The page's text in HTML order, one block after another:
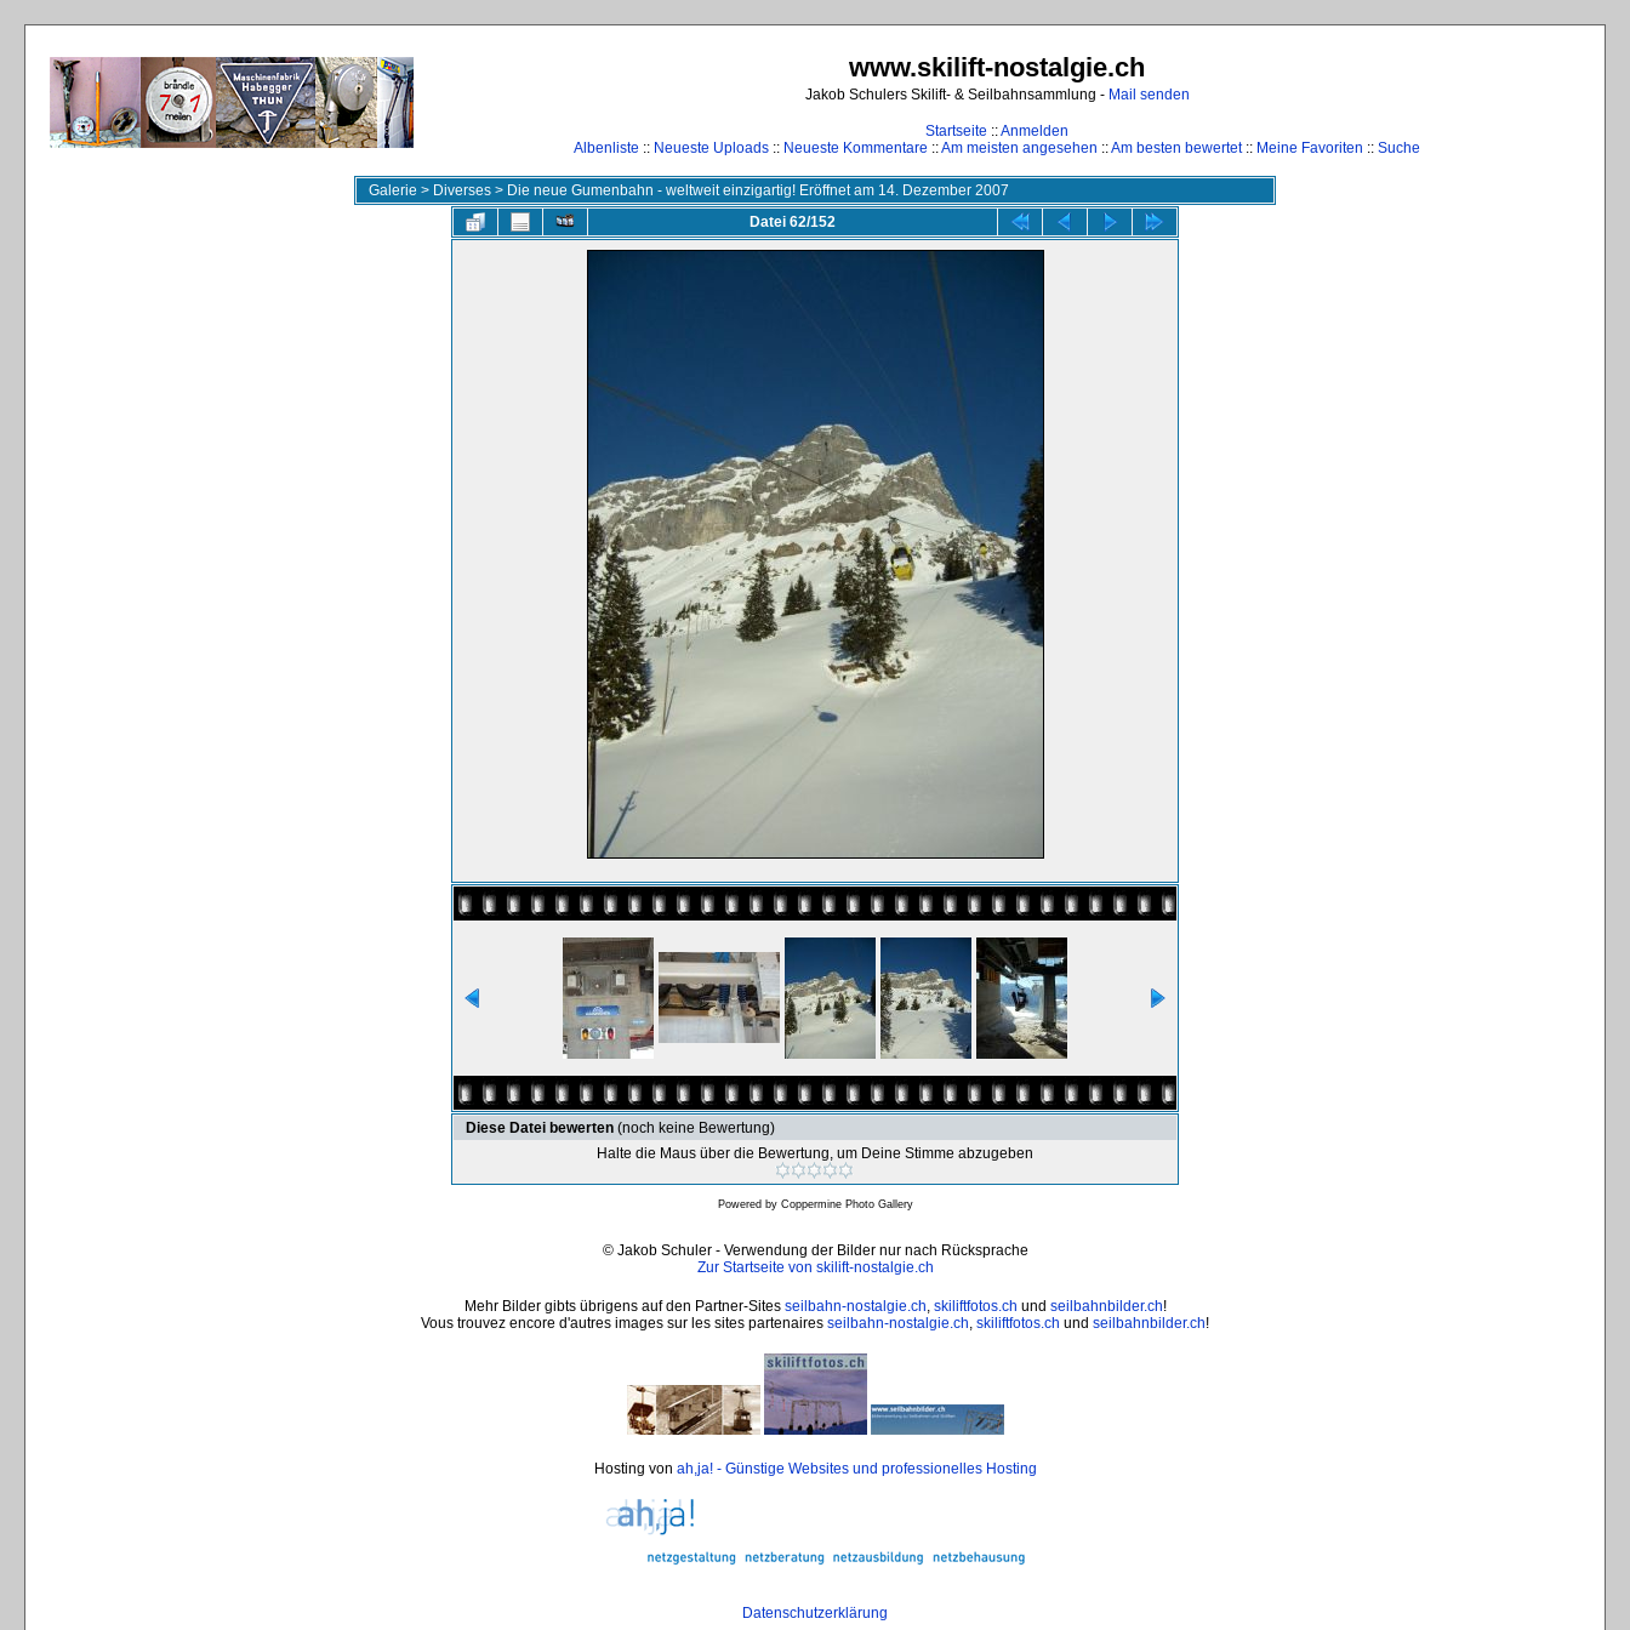
www.skilift-nostalgie.ch
Jakob Schulers Skilift- & Seilbahnsammlung - Mail senden
Startseite ::Anmelden
Albenliste :: Neueste Uploads :: Neueste Kommentare ::Am meisten angesehen ::Am besten bewertet:: Meine Favoriten :: Suche
Galerie > Diverses > Die neue Gumenbahn - weltweit einzigartig! Eröffnet am 14. Dezember 2007
Datei 62/152
Diese Datei bewerten (noch keine Bewertung)
Halte die Maus über die Bewertung, um Deine Stimme abzugeben
Powered by Coppermine Photo Gallery
© Jakob Schuler - Verwendung der Bilder nur nach Rücksprache
Zur Startseite von skilift-nostalgie.ch
Mehr Bilder gibts übrigens auf den Partner-Sites seilbahn-nostalgie.ch, skiliftfotos.ch und seilbahnbilder.ch!
Vous trouvez encore d'autres images sur les sites partenaires seilbahn-nostalgie.ch, skiliftfotos.ch und seilbahnbilder.ch!
Hosting von ah,ja! - Günstige Websites und professionelles Hosting
Datenschutzerklärung